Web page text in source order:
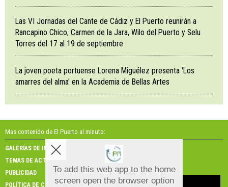
Las VI Jornadas del Cante de Cádiz y El Puerto reunirán a
Rancapino Chico, Carmen de la Jara, Wilo del Puerto y Selu
Torres del 17 al 19 de septiembre
La joven poeta portuense Lorena Miguélez presenta 'Los
amarres del alma' en la Academia de Bellas Artes
Mas contenido de El Puerto al minuto:
GALERÍAS DE IMÁGENES
GALERÍAS DE VÍDEOS
TEMAS DE ACTUALIDAD
NOSOTROS
PUBLICIDAD
CONTACTO
POLÍTICA DE COOKIES
To add this web app to the home
screen open the browser option
Aviso sobre el Uso de cookies: